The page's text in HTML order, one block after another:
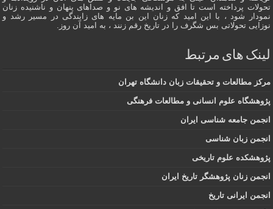
تحولات پرداخته است تا افق و اندیشه های نو و صداهای پنهان و ناشنیده زنان
نمودار شود ، با این امید که زنان این بن مایه های زایندگی در مسير رشد و
نوزایی تحولاتی بس شگرف را در تاریخ رقم زنند ، به اميد آن روز.
لینک های مرتبط
مرکز مطالعات و تحقیقات زبان دانشگاه تهران
پژوهشگاه علوم انسانی و مطالعات فرهنگی
انجمن جامعه شناسی ایران
انجمن زبان شناسی
پژوهشکده علوم تاریخی
انجمن زنان پژوهشگر تاریخ ایران
انجمن ایرانی تاریخ